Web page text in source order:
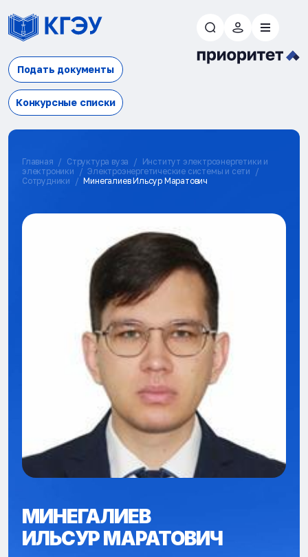
Подать документы
Конкурсные списки
Главная Структура вуза
Институт электроэнергетики и
электроники
Электроэнергетические системы и сети
Сотрудники
Минегалиев Ильсур Маратович
МИНЕГАЛИЕВ
ИЛЬСУР МАРАТОВИЧ